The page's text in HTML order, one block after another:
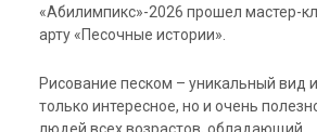
«Абилимпикс»-2026 прошел мастер-
арту «Песочные истории».
Рисование песком – уникальный вид
только интересное, но и очень